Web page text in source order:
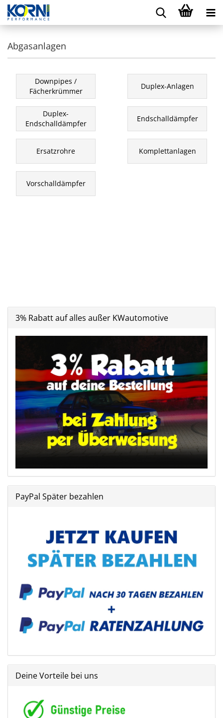
Abgasanlagen
Downpipes /
Fächerkrümmer
Duplex-Anlagen
Duplex-
Endschalldämpfer
Endschalldämpfer
Ersatzrohre Komplettanlagen
Vorschalldämpfer
3% Rabatt auf alles außer KWautomotive
PayPal Später bezahlen
Deine Vorteile bei uns